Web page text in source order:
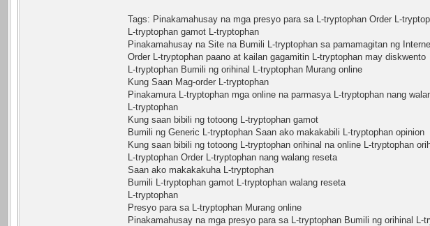
Tags: Pinakamahusay na mga presyo para sa L-tryptophan Order L-
L-tryptophan gamot L-tryptophan
Pinakamahusay na Site na Bumili L-tryptophan sa pamamagitan ng
Order L-tryptophan paano at kailan gagamitin L-tryptophan may diskwento
L-tryptophan Bumili ng orihinal L-tryptophan Murang online
Kung Saan Mag-order L-tryptophan
Pinakamura L-tryptophan mga online na parmasya L-tryptophan nang
L-tryptophan
Kung saan bibili ng totoong L-tryptophan gamot
Bumili ng Generic L-tryptophan Saan ako makakabili L-tryptophan opinion
Kung saan bibili ng totoong L-tryptophan orihinal na online L-tryptophan
L-tryptophan Order L-tryptophan nang walang reseta
Saan ako makakakuha L-tryptophan
Bumili L-tryptophan gamot L-tryptophan walang reseta
L-tryptophan
Presyo para sa L-tryptophan Murang online
Pinakamahusay na mga presyo para sa L-tryptophan Bumili ng orihinal L-